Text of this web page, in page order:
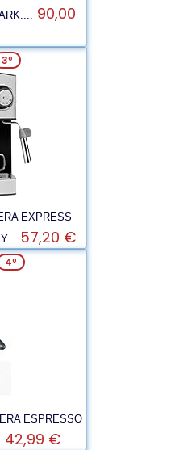
90,00
3º
EXPRESS
57,20 €
4º
ESPRESSO
42,99 €